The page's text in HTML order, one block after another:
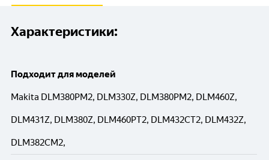
Характеристики:
Подходит для моделей
Makita DLM380PM2, DLM330Z, DLM380PM2, DLM460Z,
DLM431Z, DLM380Z, DLM460PT2, DLM432CT2, DLM432Z,
DLM382CM2,